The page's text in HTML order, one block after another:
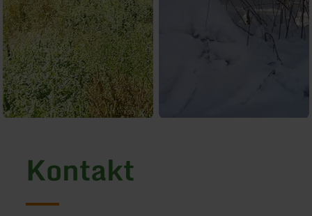
Kontakt